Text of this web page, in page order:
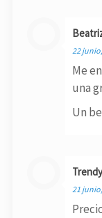
22
Me
una
Un
21